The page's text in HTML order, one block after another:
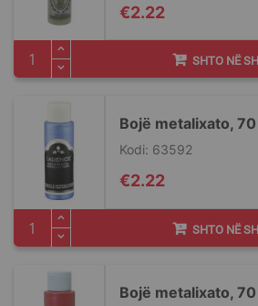
€2.22
SHTO NË
Bojë metalixato,
Kodi: 63592
€2.22
SHTO NË
Bojë metalixato,